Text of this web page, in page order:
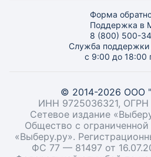
Форма
Поддержка в
8 (800) 500-
Служба
с 9:00 до 18:00
© 2014-2026 ООО
ИНН 9725036321, ОГРН
Сетевое издание
Общество с
«Выберу.ру».
ФС 77 — 81497 от